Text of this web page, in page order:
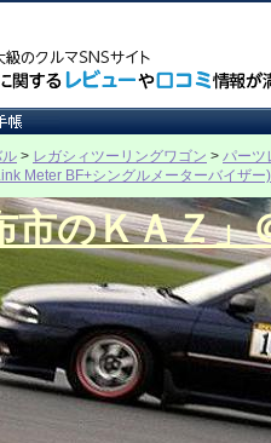
> レガシィツーリングワゴン > パーツ
Meter BF+シングルメーターバイザー
市のＫＡＺ」